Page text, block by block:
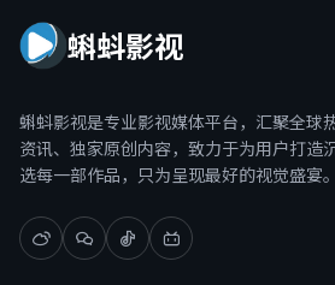
蝌蚪影视
蝌蚪影视是专业影视媒体平台，汇聚全球
资讯、独家原创内容，致力于为用户打造
选每一部作品，只为呈现最好的视觉盛宴。